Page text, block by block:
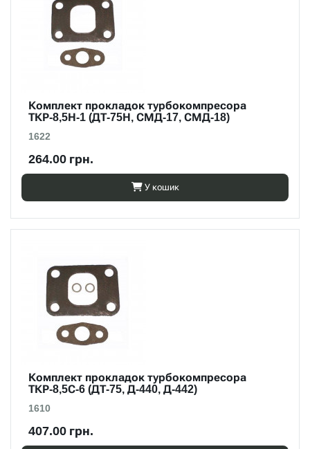
Комплект прокладок турбокомпресора
ТКР-8,5Н-1 (ДТ-75Н, СМД-17, СМД-18)
1622
264.00 грн.
У кошик
Комплект прокладок турбокомпресора
ТКР-8,5С-6 (ДТ-75, Д-440, Д-442)
1610
407.00 грн.